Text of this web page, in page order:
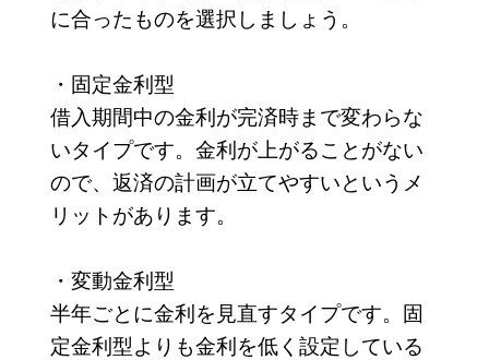
に合ったものを選択しましょう。
・固定金利型
借入期間中の金利が完済時まで変わらな
いタイプです。金利が上がることがない
ので、返済の計画が立てやすいというメ
リットがあります。
・変動金利型
半年ごとに金利を見直すタイプです。固
定金利型よりも金利を低く設定している